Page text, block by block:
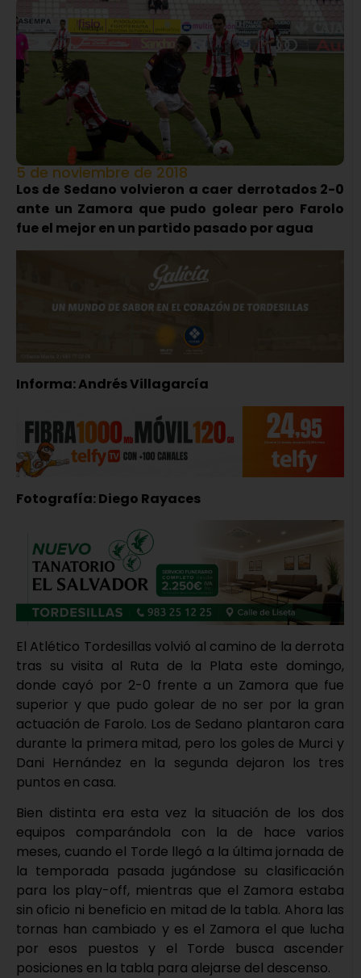
5 de noviembre de 2018
Los de Sedano volvieron a caer derrotados 2-0
ante un Zamora que pudo golear pero Farolo
fue el mejor en un partido pasado por agua
Informa: Andrés Villagarcía
Fotografía: Diego Rayaces
El Atlético Tordesillas volvió al camino de la derrota
tras su visita al Ruta de la Plata este domingo,
donde cayó por 2-0 frente a un Zamora que fue
superior y que pudo golear de no ser por la gran
actuación de Farolo. Los de Sedano plantaron cara
durante la primera mitad, pero los goles de Murci y
Dani Hernández en la segunda dejaron los tres
puntos en casa.
Bien distinta era esta vez la situación de los dos
equipos comparándola con la de hace varios
meses, cuando el Torde llegó a la última jornada de
la temporada pasada jugándose su clasificación
para los play-off, mientras que el Zamora estaba
sin oficio ni beneficio en mitad de la tabla. Ahora las
tornas han cambiado y es el Zamora el que lucha
por esos puestos y el Torde busca ascender
posiciones en la tabla para alejarse del descenso.